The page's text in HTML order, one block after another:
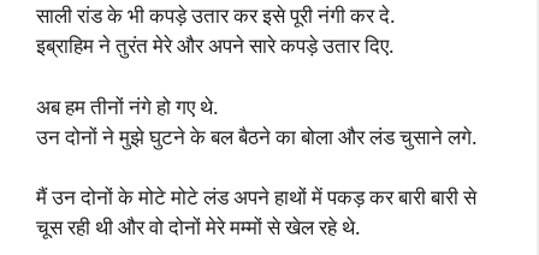
साली रांड के भी कपड़े उतार कर इसे पूरी नंगी कर दे.
इब्राहिम ने तुरंत मेरे और अपने सारे कपड़े उतार दिए.
अब हम तीनों नंगे हो गए थे.
उन दोनों ने मुझे घुटने के बल बैठने का बोला और लंड चुसाने लगे.
मैं उन दोनों के मोटे मोटे लंड अपने हाथों में पकड़ कर बारी बारी से
चूस रही थी और वो दोनों मेरे मम्मों से खेल रहे थे.